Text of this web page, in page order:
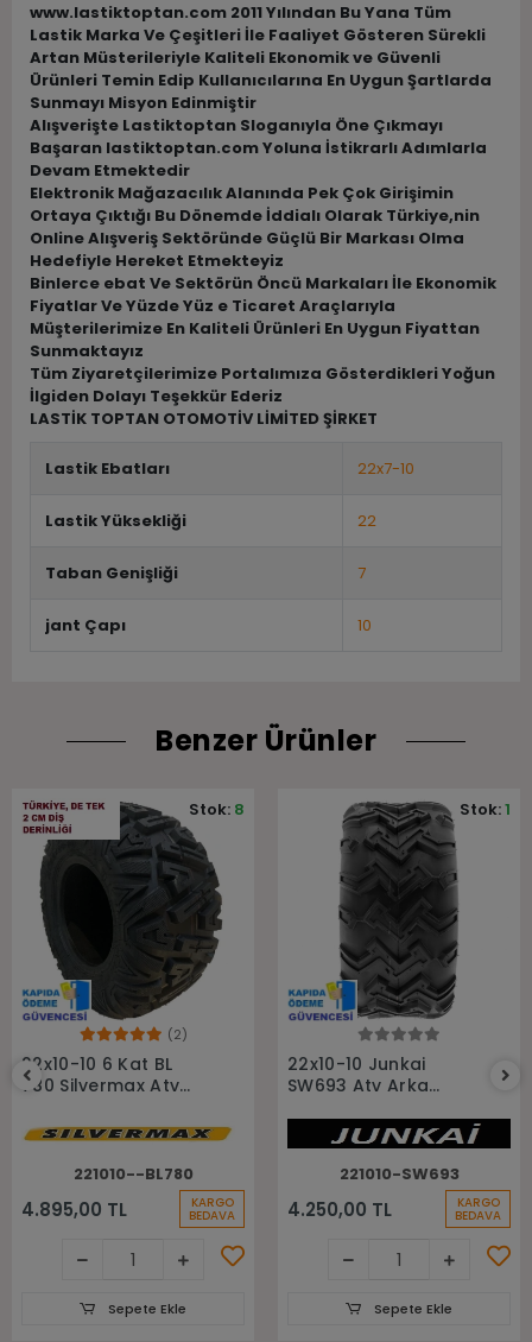
www.lastiktoptan.com 2011 Yılından Bu Yana Tüm
Lastik Marka Ve Çeşitleri İle Faaliyet Gösteren Sürekli
Artan Müsterileriyle Kaliteli Ekonomik ve Güvenli
Ürünleri Temin Edip Kullanıcılarına En Uygun Şartlarda
Sunmayı Misyon Edinmiştir
Alışverişte Lastiktoptan Sloganıyla Öne Çıkmayı
Başaran lastiktoptan.com Yoluna İstikrarlı Adımlarla
Devam Etmektedir
Elektronik Mağazacılık Alanında Pek Çok Girişimin
Ortaya Çıktığı Bu Dönemde İddialı Olarak Türkiye,nin
Online Alışveriş Sektöründe Güçlü Bir Markası Olma
Hedefiyle Hereket Etmekteyiz
Binlerce ebat Ve Sektörün Öncü Markaları İle Ekonomik
Fiyatlar Ve Yüzde Yüz e Ticaret Araçlarıyla
Müşterilerimize En Kaliteli Ürünleri En Uygun Fiyattan
Sunmaktayız
Tüm Ziyaretçilerimize Portalımıza Gösterdikleri Yoğun
İlgiden Dolayı Teşekkür Ederiz
LASTİK TOPTAN OTOMOTİV LİMİTED ŞİRKET
Lastik Ebatları 22x7-10
Lastik Yüksekliği 22
Taban Genişliği 7
jant Çapı 10
Benzer Ürünler
(2)
22x10-10 6 Kat BL
780 Silvermax Atv
221010--BL780
4.895,00 TL KARGO
BEDAVA
Stok: 8
Sepete Ekle
22x10-10 Junkai
SW693 Atv Arka
221010-SW693
4.250,00 TL KARGO
BEDAVA
Stok:1
Sepete Ekle